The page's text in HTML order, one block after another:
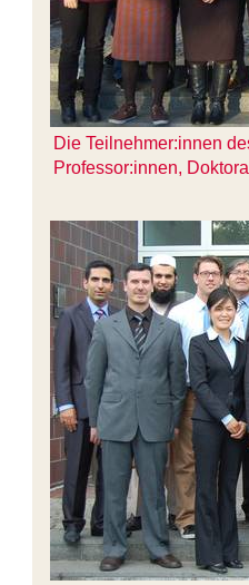
Die Teilnehmer:innen
Professor:innen,